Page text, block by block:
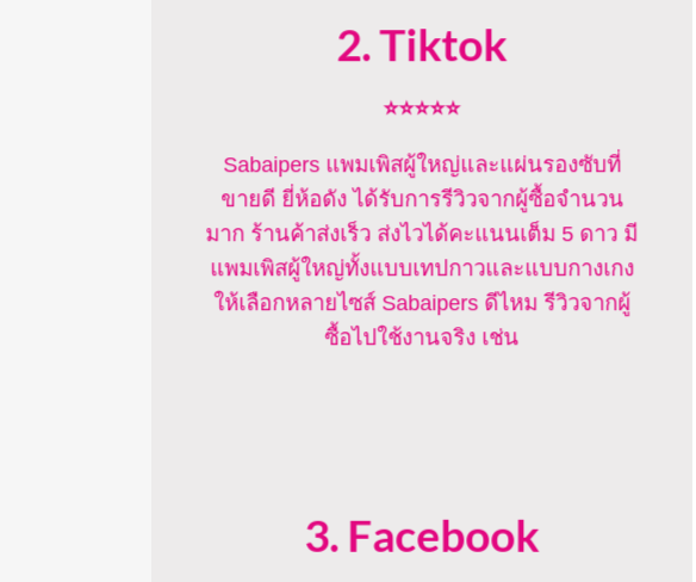
2. Tiktok
⭐⭐⭐⭐⭐
Sabaipers แพมเพิสผู้ใหญ่และแผ่นรองซับที่
ขายดี ยี่ห้อดัง ได้รับการรีวิวจากผู้ซื้อจำนวน
มาก ร้านค้าส่งเร็ว ส่งไวได้คะแนนเต็ม 5 ดาว มี
แพมเพิสผู้ใหญ่ทั้งแบบเทปกาวและแบบกางเกง
ให้เลือกหลายไซส์ Sabaipers ดีไหม รีวิวจากผู้
ซื้อไปใช้งานจริง เช่น
3. Facebook